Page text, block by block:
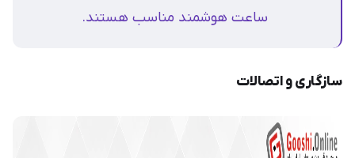
ساعت هوشمند مناسب هستند.
سازگاری و اتصالات